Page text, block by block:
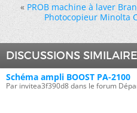
« PROB machine à laver
Photocopieur Minolta
DISCUSSIONS
Schéma ampli BOOST PA-2100
Par invitea3f390d8 dans le forum